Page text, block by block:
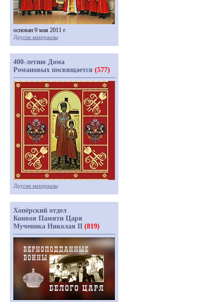
основан 9 мая 2011 г.
Другие материалы
400-летию Дома
Романовых посвящается (577)
Другие материалы
Хопёрский отдел
Конвоя Памяти Царя
Мученика Николая II (819)